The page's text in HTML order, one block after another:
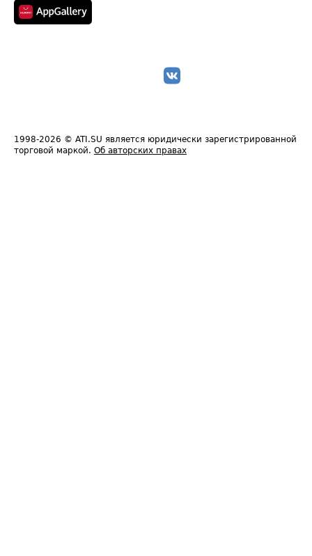
1998-2026 © ATI.SU является юридически зарегистрированной
торговой маркой. Об авторских правах